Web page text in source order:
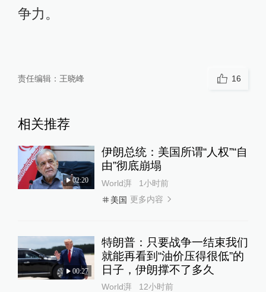
争力。
责任编辑： 王晓峰 16
相关推荐
02:20
伊朗总统：美国所谓“人权”“自
由”彻底崩塌
World湃
1小时前
美国 更多内容
00:27
特朗普：只要战争一结束我们
就能再看到“油价压得很低”的
日子，伊朗撑不了多久
World湃 12小时前